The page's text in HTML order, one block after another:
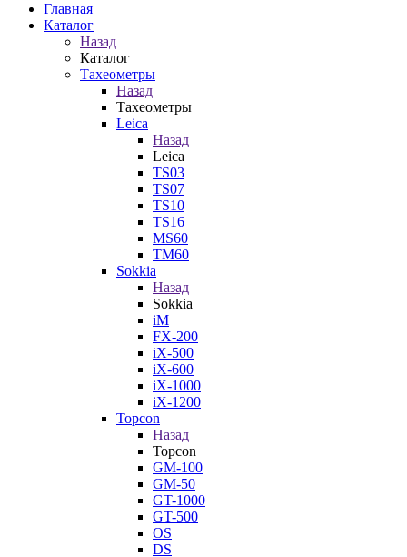
Главная
Каталог
Назад
Каталог
Тахеометры
Назад
Тахеометры
Leica
Назад
Leica
TS03
TS07
TS10
TS16
MS60
TM60
Sokkia
Назад
Sokkia
iM
FX-200
iX-500
iX-600
iX-1000
iX-1200
Topcon
Назад
Topcon
GM-100
GM-50
GT-1000
GT-500
OS
DS